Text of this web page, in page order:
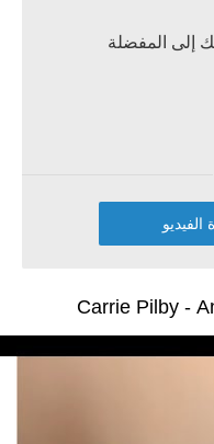
إلى المفضلة
Carrie Pilby -